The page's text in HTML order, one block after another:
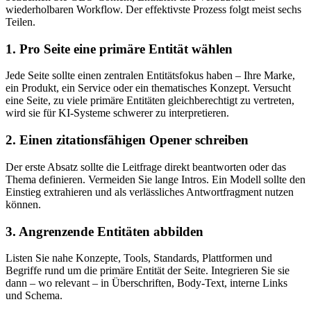
wiederholbaren Workflow. Der effektivste Prozess folgt meist sechs
Teilen.
1. Pro Seite eine primäre Entität wählen
Jede Seite sollte einen zentralen Entitätsfokus haben – Ihre Marke,
ein Produkt, ein Service oder ein thematisches Konzept. Versucht
eine Seite, zu viele primäre Entitäten gleichberechtigt zu vertreten,
wird sie für KI‑Systeme schwerer zu interpretieren.
2. Einen zitationsfähigen Opener schreiben
Der erste Absatz sollte die Leitfrage direkt beantworten oder das
Thema definieren. Vermeiden Sie lange Intros. Ein Modell sollte den
Einstieg extrahieren und als verlässliches Antwortfragment nutzen
können.
3. Angrenzende Entitäten abbilden
Listen Sie nahe Konzepte, Tools, Standards, Plattformen und
Begriffe rund um die primäre Entität der Seite. Integrieren Sie sie
dann – wo relevant – in Überschriften, Body‑Text, interne Links
und Schema.